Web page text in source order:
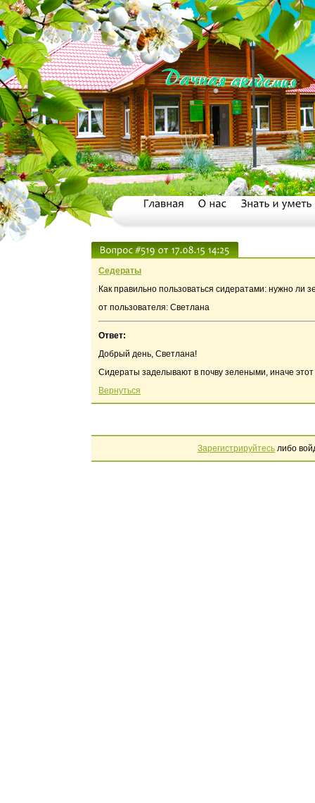
Седераты
Как правильно пользоваться сидератами: нужно ли
от пользователя: Светлана
Ответ:
Добрый день, Светлана!
Сидераты заделывают в почву зелеными, иначе
Вернуться
Зарегистрируйтесь либо